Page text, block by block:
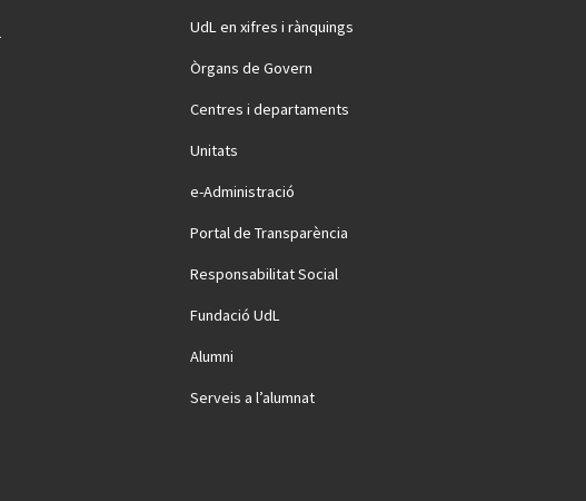
UdL en xifres i rànquings
Òrgans de Govern
Centres i departaments
Unitats
e-Administració
Portal de Transparència
Responsabilitat Social
Fundació UdL
Alumni
Serveis a l’alumnat